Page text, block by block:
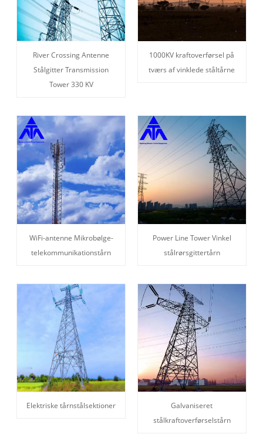
River Crossing Antenne
Stålgitter Transmission
Tower 330 KV
1000KV kraftoverførsel på
tværs af vinklede ståltårne
WiFi-antenne Mikrobølge-
telekommunikationstårn
Power Line Tower Vinkel
stålrørsgittertårn
Elektriske tårnstålsektioner
Galvaniseret
stålkraftoverførselstårn